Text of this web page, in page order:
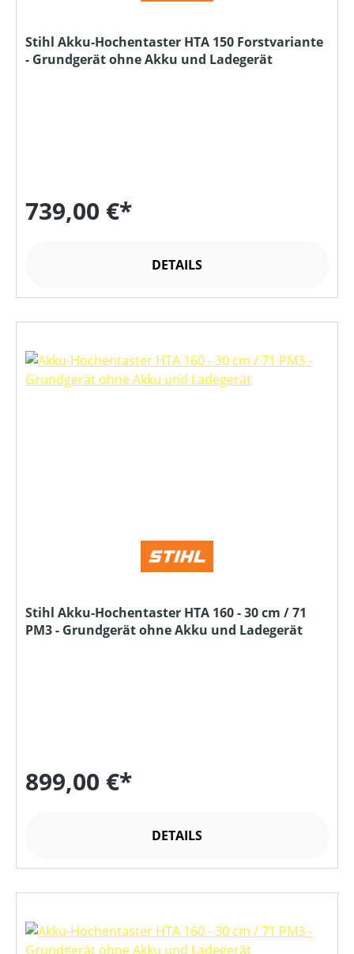
Stihl Akku-Hochentaster HTA 150 Forstvariante
- Grundgerät ohne Akku und Ladegerät
739,00 €*
DETAILS
Stihl Akku-Hochentaster HTA 160 - 30 cm / 71
PM3 - Grundgerät ohne Akku und Ladegerät
899,00 €*
DETAILS